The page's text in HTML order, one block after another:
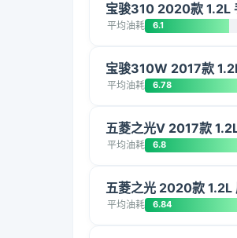
宝骏310 2020款 1.2L
平均油耗 6.1
宝骏310W 2017款
平均油耗 6.78
五菱之光V 2017款
平均油耗 6.8
五菱之光 2020款 1.2L
平均油耗 6.84